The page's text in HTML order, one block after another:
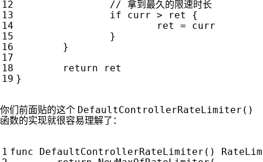
if
curr > ret
{
ret
=
curr
}
}
return
ret
}
你们前面贴的这个 DefaultControllerRateLimiter()
函数的实现就很容易理解了：
func DefaultControllerRateLimiter ()